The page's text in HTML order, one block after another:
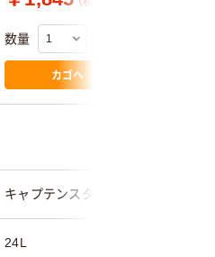
数量
カゴへ
キャプテンスタッグ
24L